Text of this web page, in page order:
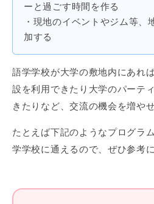
ーと過ごす時間を作る
・現地のイベントやジム等、
加する
語学学校が大学の敷地内にあれ
設を利用できたり大学のパーテ
きたりなど、交流の機会を増やせ
たとえば下記のようなプログラ
学学校に通えるので、ぜひ参考